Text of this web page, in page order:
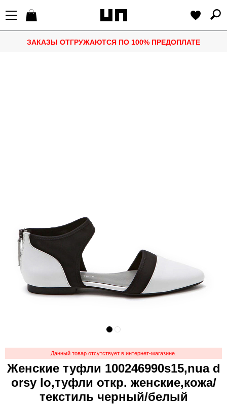
ЗАКАЗЫ ОТГРУЖАЮТСЯ ПО 100% ПРЕДОПЛАТЕ
Данный товар отсутствует в интернет-магазине.
Женские туфли 100246990s15,nua d
orsy lo,туфли откр. женские,кожа/
текстиль черный/белый